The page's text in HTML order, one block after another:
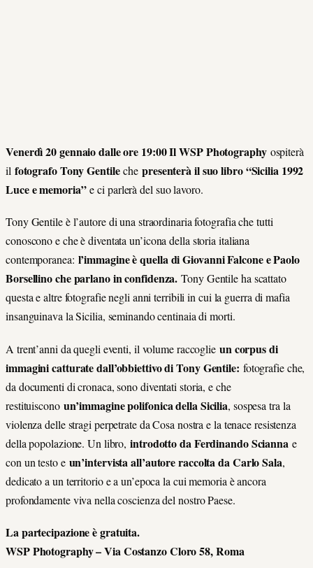
Venerdì 20 gennaio dalle ore 19:00 Il WSP Photography ospiterà
il fotografo Tony Gentilechepresenterà il suo libro “Sicilia 1992
Luce e memoria”e ci parlerà del suo lavoro.
Tony Gentile è l’autore di una straordinaria fotografia che tutti
conoscono e che è diventata un’icona della storia italiana
contemporanea: l’immagine è quella di Giovanni Falcone e Paolo
Borsellino che parlano in confidenza. Tony Gentile ha scattato
questa e altre fotografie negli anni terribili in cui la guerra di mafia
insanguinava la Sicilia, seminando centinaia di morti.
A trent’anni da quegli eventi, il volume raccoglie un corpus di
immagini catturate dall’obbiettivo di Tony Gentile: fotografie che,
da documenti di cronaca, sono diventati storia, e che
restituiscono un’immagine polifonica della Sicilia, sospesa tra la
violenza delle stragi perpetrate da Cosa nostra e la tenace resistenza
della popolazione. Un libro,introdotto da Ferdinando Scianna e
con un testo e un’intervista all’autore raccolta da Carlo Sala,
dedicato a un territorio e a un’epoca la cui memoria è ancora
profondamente viva nella coscienza del nostro Paese.
La partecipazione è gratuita.
WSP Photography – Via Costanzo Cloro 58, Roma